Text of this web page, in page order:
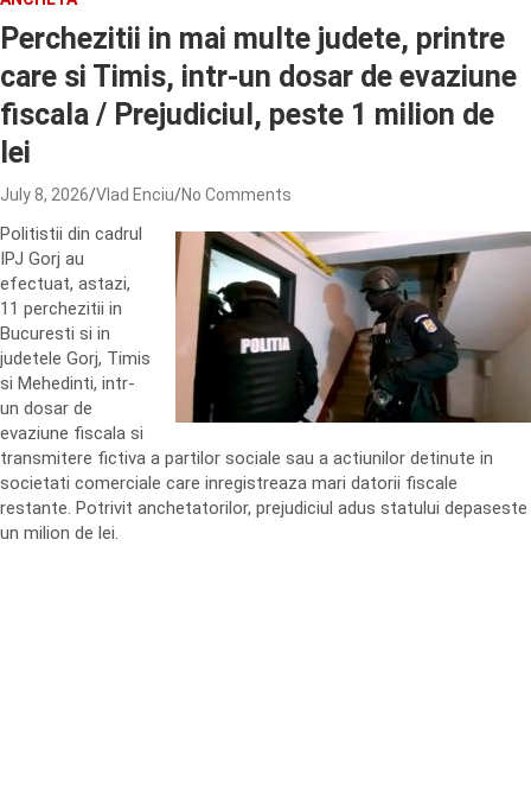
Perchezitii in mai multe judete, printre
care si Timis, intr-un dosar de evaziune
fiscala / Prejudiciul, peste 1 milion de
lei
July 8, 2026 Vlad Enciu No Comments
Politistii din cadrul
IPJ Gorj au
efectuat, astazi,
11 perchezitii in
Bucuresti si in
judetele Gorj, Timis
si Mehedinti, intr-
un dosar de
evaziune fiscala si
transmitere fictiva a partilor sociale sau a actiunilor detinute in
societati comerciale care inregistreaza mari datorii fiscale
restante. Potrivit anchetatorilor, prejudiciul adus statului depaseste
un milion de lei.